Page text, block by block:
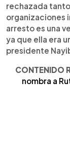
rechazada
organizaciones
arresto es una
ya que ella era
presidente
CONTENIDO
nombra a